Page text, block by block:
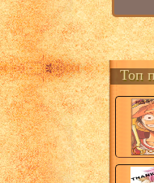
Топ